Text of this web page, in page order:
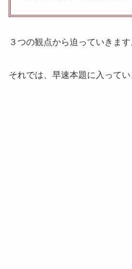
３つの観点から迫っていきます
それでは、早速本題に入ってい